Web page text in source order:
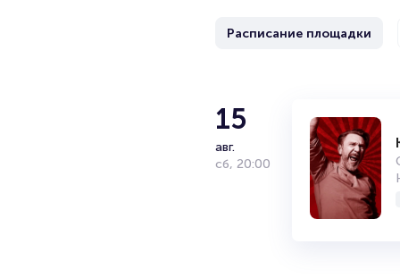
Расписание площадки
15
авг.
сб, 20:00